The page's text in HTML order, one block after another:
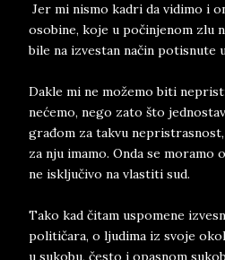
Jer mi nismo kadri da vidimo i
osobine, koje u počinjenom zlu
bile na izvestan način potisnute
Dakle mi ne možemo biti
nećemo, nego zato što
građom za takvu
za nju imamo. Onda se moramo
ne isključivo na vlastiti sud.
Tako kad čitam uspomene
političara, o ljudima iz svoje
u sukobu, često i opasnom